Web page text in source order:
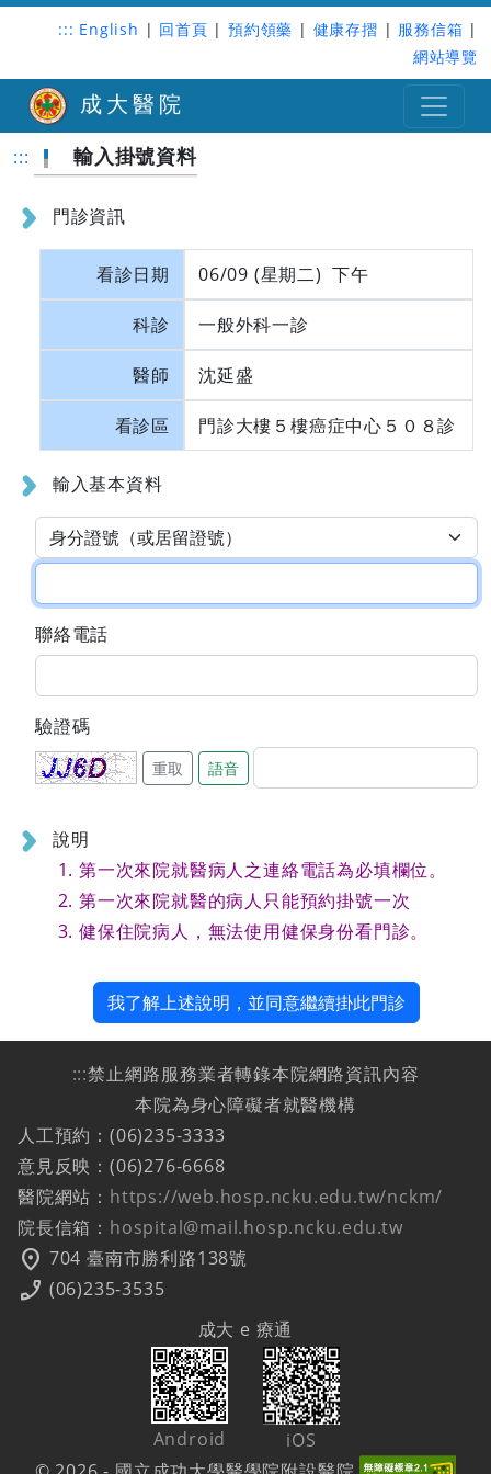
::: English | 回首頁 | 預約領藥 | 健康存摺 | 服務信箱 |
網站導覽
成大醫院
::: 輸入掛號資料
門診資訊
看診日期 06/09 (星期二) 下午
科診 一般外科一診
醫師 沈延盛
看診區 門診大樓５樓癌症中心５０８診
輸入基本資料
聯絡電話
驗證碼
重取 語音
說明
第一次來院就醫病人之連絡電話為必填欄位。
第一次來院就醫的病人只能預約掛號一次
健保住院病人，無法使用健保身份看門診。
我了解上述說明，並同意繼續掛此門診
:::禁止網路服務業者轉錄本院網路資訊內容
本院為身心障礙者就醫機構
人工預約：(06)235-3333
意見反映：(06)276-6668
醫院網站： https://web.hosp.ncku.edu.tw/nckm/
院長信箱： hospital@mail.hosp.ncku.edu.tw
location_on 704 臺南市勝利路138號
phone_enabled (06)235-3535
成大 e 療通
Android
iOS